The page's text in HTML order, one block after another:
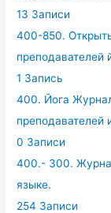
13 Записи
400-850.
преподавателей
1 Запись
400. Йога
преподавателей
0 Записи
400.- 300.
языке.
254 Записи